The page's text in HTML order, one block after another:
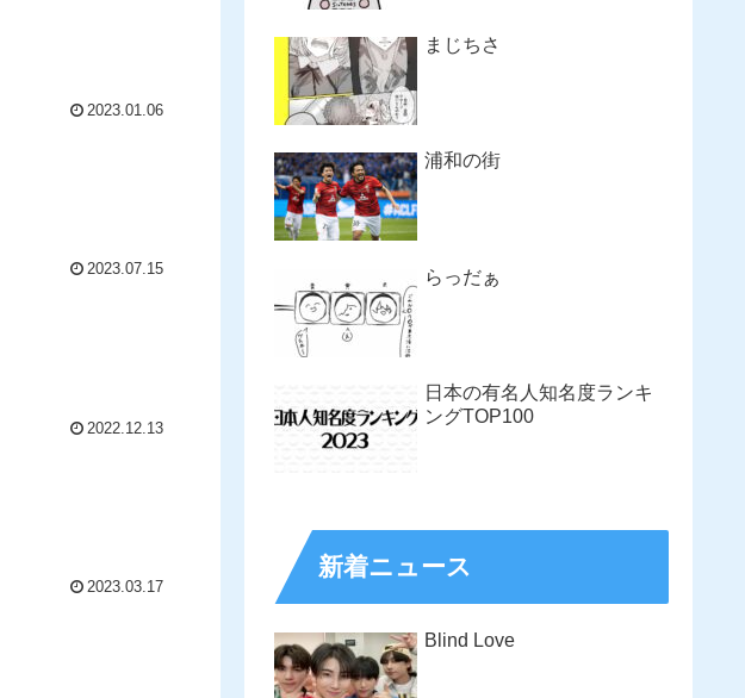
2023.01.06
2023.07.15
2022.12.13
2023.03.17
まじちさ
浦和の街
らっだぁ
日本の有名人知名度ランキ
ングTOP100
新着ニュース
Blind Love